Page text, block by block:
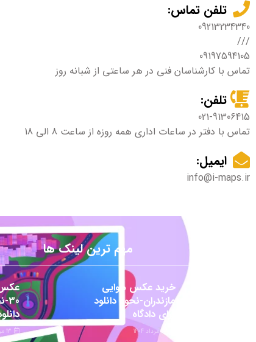
تلفن تماس:
09213234340
///
09197594105
تماس با کارشناسان فنی در هر ساعتی از شبانه روز
تلفن:
021-91306415
تماس با دفتر در ساعات اداری همه روزه از ساعت 8 الی 18
ایمیل:
info@i-maps.ir
مهم ترین لینک ها
خرید عکس هوایی
مازندران-نحوه دانلود
برای دادگاه
22 مرداد 1404 13 مرداد 1404